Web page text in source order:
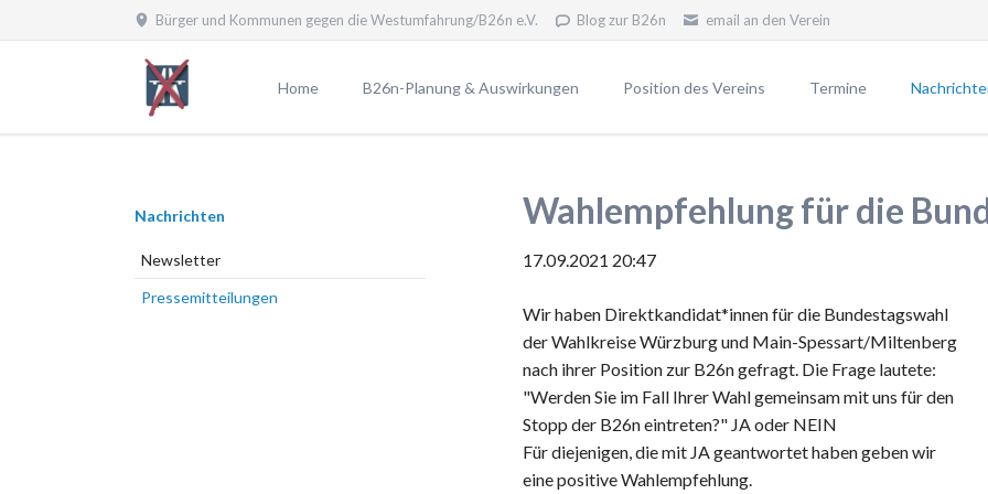
Bürger und Kommunen gegen die Westumfahrung/B26n e.V. Blog zur B26n email an den Verein
Home B26n-Planung & Auswirkungen
Planungen laut BVWP2030
25 Argumente gegen die B26n
Position des Vereins
Widerstand - warum?
Blog gegen die B26n
Termine
Wahlempfehlung für die
17.09.2021 20:47
Wir haben Direktkandidat*innen für die Bundestagswahl
der Wahlkreise Würzburg und Main-Spessart/Miltenberg
nach ihrer Position zur B26n gefragt. Die Frage lautete:
"Werden Sie im Fall Ihrer Wahl gemeinsam mit uns für den
Stopp der B26n eintreten?" JA oder NEIN
Für diejenigen, die mit JA geantwortet haben geben wir
eine positive Wahlempfehlung.
Navigation
Nachrichten
Newsletter
Pressemitteilungen